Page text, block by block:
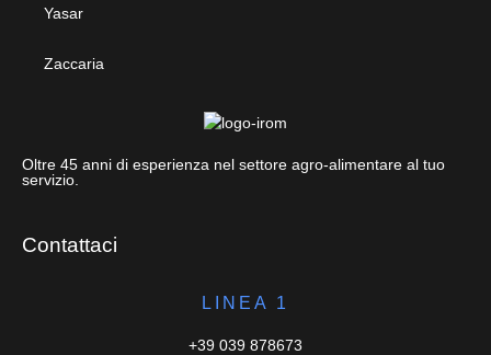
Yasar
Zaccaria
Oltre 45 anni di esperienza nel settore agro-alimentare al tuo
servizio.
Contattaci
LINEA 1
+39 039 878673